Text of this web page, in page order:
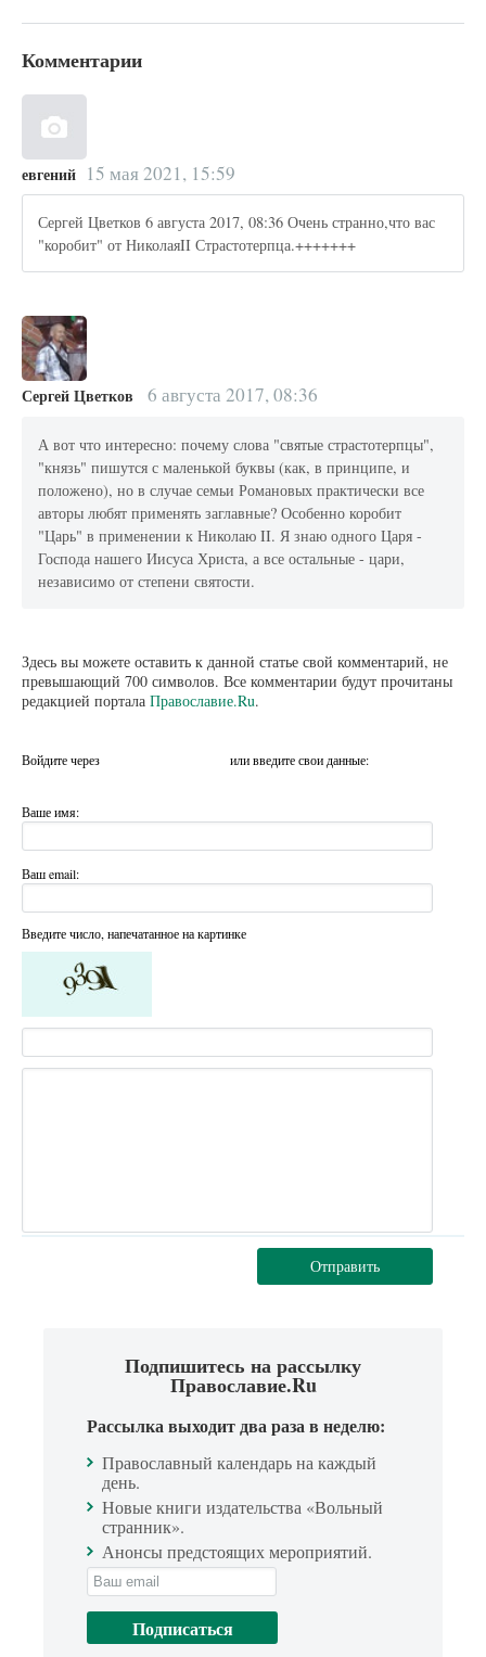
Комментарии
евгений 15 мая 2021, 15:59
Сергей Цветков 6 августа 2017, 08:36 Очень странно,что вас
"коробит" от НиколаяII Страстотерпца.+++++++
Сергей Цветков 6 августа 2017, 08:36
А вот что интересно: почему слова "святые страстотерпцы",
"князь" пишутся с маленькой буквы (как, в принципе, и
положено), но в случае семьи Романовых практически все
авторы любят применять заглавные? Особенно коробит
"Царь" в применении к Николаю II. Я знаю одного Царя -
Господа нашего Иисуса Христа, а все остальные - цари,
независимо от степени святости.
Здесь вы можете оставить к данной статье свой комментарий, не
превышающий 700 символов. Все комментарии будут прочитаны
редакцией портала Православие.Ru.
Войдите через или введите свои данные:
Ваше имя:
Ваш email:
Введите число, напечатанное на картинке
Отправить
Подпишитесь на рассылку
Православие.Ru
Рассылка выходит два раза в неделю:
Православный календарь на каждый
день.
Новые книги издательства «Вольный
странник».
Анонсы предстоящих мероприятий.